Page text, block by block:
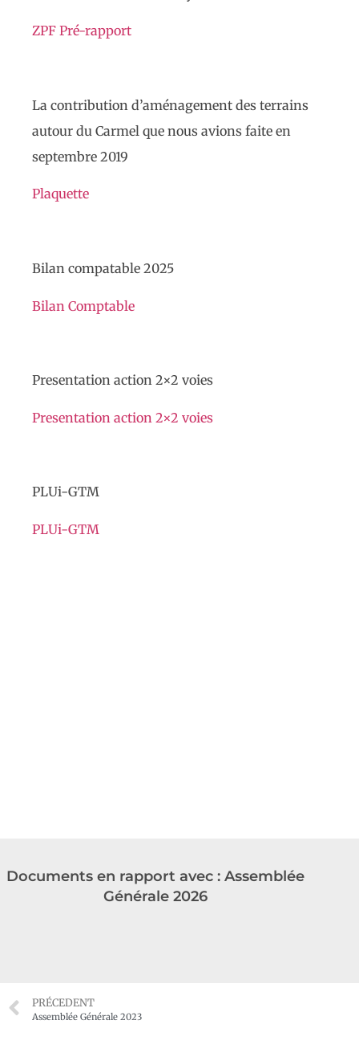
ZPF Pré-rapport
La contribution d’aménagement des terrains
autour du Carmel que nous avions faite en
septembre 2019
Plaquette
Bilan compatable 2025
Bilan Comptable
Presentation action 2×2 voies
Presentation action 2×2 voies
PLUi-GTM
PLUi-GTM
Documents en rapport avec : Assemblée
Générale 2026
PRÉCEDENT
Assemblée Générale 2023